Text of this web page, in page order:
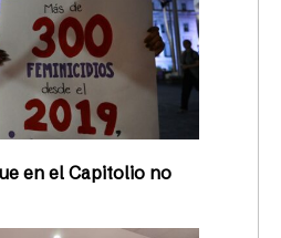
en el Capitolio no